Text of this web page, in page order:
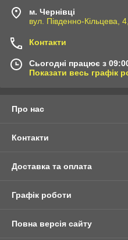
м. Чернівці
вул. Південно-Кільцева,
Контакти
Сьогодні працює з
Показати весь графік
Про нас
Контакти
Доставка та оплата
Графік роботи
Повна версія сайту